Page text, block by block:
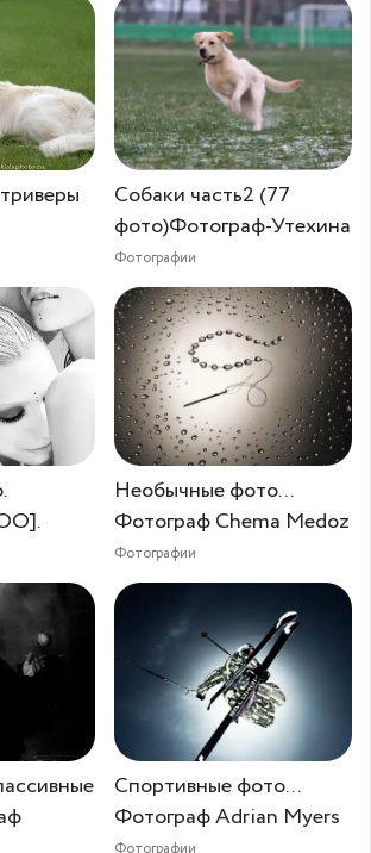
Собаки часть2 (77
фото)Фотограф-Утехина
Фотографии
Необычные фото...
Фотограф Chema Medoz
Фотографии
Спортивные фото...
Фотограф Adrian Myers
Фотографии